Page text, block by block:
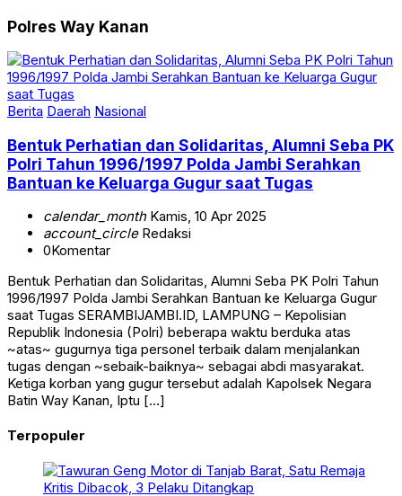
Polres Way Kanan
Berita Daerah Nasional
Bentuk Perhatian dan Solidaritas, Alumni Seba PK
Polri Tahun 1996/1997 Polda Jambi Serahkan
Bantuan ke Keluarga Gugur saat Tugas
calendar_monthKamis, 10 Apr 2025
account_circleRedaksi
0Komentar
Bentuk Perhatian dan Solidaritas, Alumni Seba PK Polri Tahun
1996/1997 Polda Jambi Serahkan Bantuan ke Keluarga Gugur
saat Tugas SERAMBIJAMBI.ID, LAMPUNG – Kepolisian
Republik Indonesia (Polri) beberapa waktu berduka atas
~atas~ gugurnya tiga personel terbaik dalam menjalankan
tugas dengan ~sebaik-baiknya~ sebagai abdi masyarakat.
Ketiga korban yang gugur tersebut adalah Kapolsek Negara
Batin Way Kanan, Iptu […]
Terpopuler